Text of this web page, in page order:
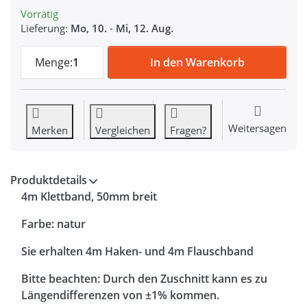
Vorrätig
Lieferung: Mo, 10. - Mi, 12. Aug.
Menge:1
4m Klettband (Flausch & Haken), 50mm
In den Warenkorb
Merken Vergleichen Fragen? Weitersagen
Produktdetails
4m Klettband, 50mm breit
Farbe: natur
Sie erhalten 4m Haken- und 4m Flauschband
Bitte beachten: Durch den Zuschnitt kann es zu
Längendifferenzen von ±1% kommen.